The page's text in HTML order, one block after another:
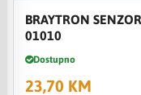
BRAYTRON
01010
Dostupno
23,70 KM